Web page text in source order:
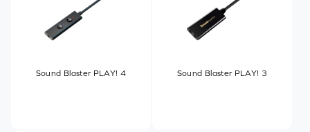
Sound Blaster PLAY! 4 Sound Blaster PLAY! 3